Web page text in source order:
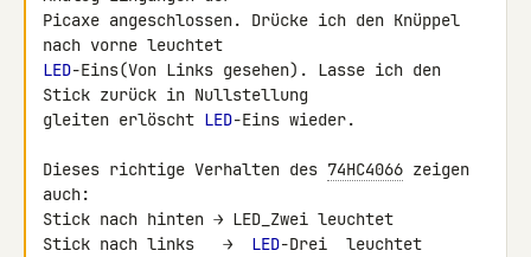
Picaxe angeschlossen. Drücke ich den Knüppel
LED-Eins(Von Links gesehen). Lasse ich den
Stick zurück in Nullstellung
gleiten erlöscht LED-Eins wieder.
Dieses richtige Verhalten des 74HC4066 zeigen
auch:
Stick nach hinten → LED_Zwei leuchtet
Stick nach links   → LED-Drei  leuchtet